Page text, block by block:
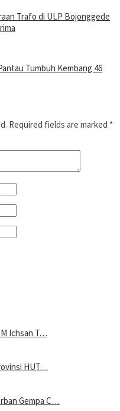
Trafo di ULP Bojonggede
Tumbuh Kembang 46
Required fields are marked *
Ichsan T…
HUT…
Gempa C…